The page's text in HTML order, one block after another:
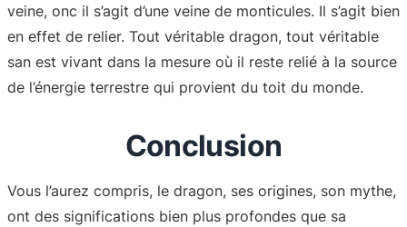
veine, onc il s’agit d’une veine de monticules. Il s’agit bien
en effet de relier. Tout véritable dragon, tout véritable
san est vivant dans la mesure où il reste relié à la source
de l’énergie terrestre qui provient du toit du monde.
Conclusion
Vous l’aurez compris, le dragon, ses origines, son mythe,
ont des significations bien plus profondes que sa